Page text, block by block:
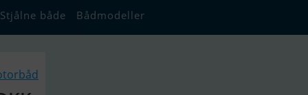
Stjålne både Bådmodeller